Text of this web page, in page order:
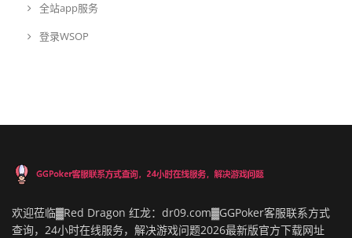
全站app服务
登录WSOP
欢迎莅临▓Red Dragon 红龙：dr09.com▓GGPoker客服联系方式
查询，24小时在线服务，解决游戏问题2026最新版官方下载网址